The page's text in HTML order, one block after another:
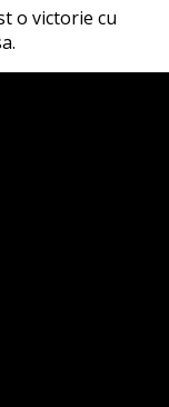
o victorie cu